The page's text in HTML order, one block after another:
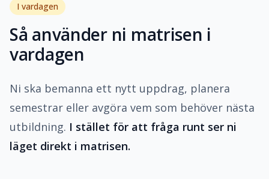
I vardagen
Så använder ni matrisen i
vardagen
Ni ska bemanna ett nytt uppdrag, planera
semestrar eller avgöra vem som behöver nästa
utbildning. I stället för att fråga runt ser ni
läget direkt i matrisen.